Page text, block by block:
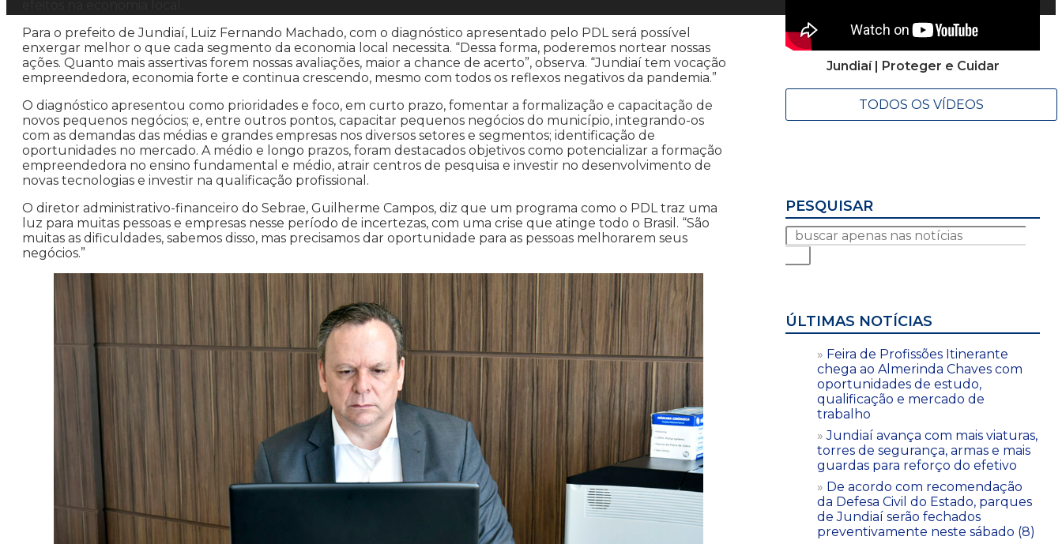
Para o prefeito de Jundiaí, Luiz Fernando Machado, com o diagnóstico apresentado pelo PDL será possível
enxergar melhor o que cada segmento da economia local necessita. “Dessa forma, poderemos nortear nossas
ações. Quanto mais assertivas forem nossas avaliações, maior a chance de acerto”, observa. “Jundiaí tem vocação
empreendedora, economia forte e continua crescendo, mesmo com todos os reflexos negativos da pandemia.”
O diagnóstico apresentou como prioridades e foco, em curto prazo, fomentar a formalização e capacitação de
novos pequenos negócios; e, entre outros pontos, capacitar pequenos negócios do município, integrando-os
com as demandas das médias e grandes empresas nos diversos setores e segmentos; identificação de
oportunidades no mercado. A médio e longo prazos, foram destacados objetivos como potencializar a formação
empreendedora no ensino fundamental e médio, atrair centros de pesquisa e investir no desenvolvimento de
novas tecnologias e investir na qualificação profissional.
O diretor administrativo-financeiro do Sebrae, Guilherme Campos, diz que um programa como o PDL traz uma
luz para muitas pessoas e empresas nesse período de incertezas, com uma crise que atinge todo o Brasil. “São
muitas as dificuldades, sabemos disso, mas precisamos dar oportunidade para as pessoas melhorarem seus
negócios.”
Jundiaí | Proteger e Cuidar
TODOS OS VÍDEOS
PESQUISAR
ÚLTIMAS NOTÍCIAS
Feira de Profissões Itinerante
chega ao Almerinda Chaves com
oportunidades de estudo,
qualificação e mercado de
trabalho
Jundiaí avança com mais viaturas,
torres de segurança, armas e mais
guardas para reforço do efetivo
De acordo com recomendação
da Defesa Civil do Estado, parques
de Jundiaí serão fechados
preventivamente neste sábado (8)